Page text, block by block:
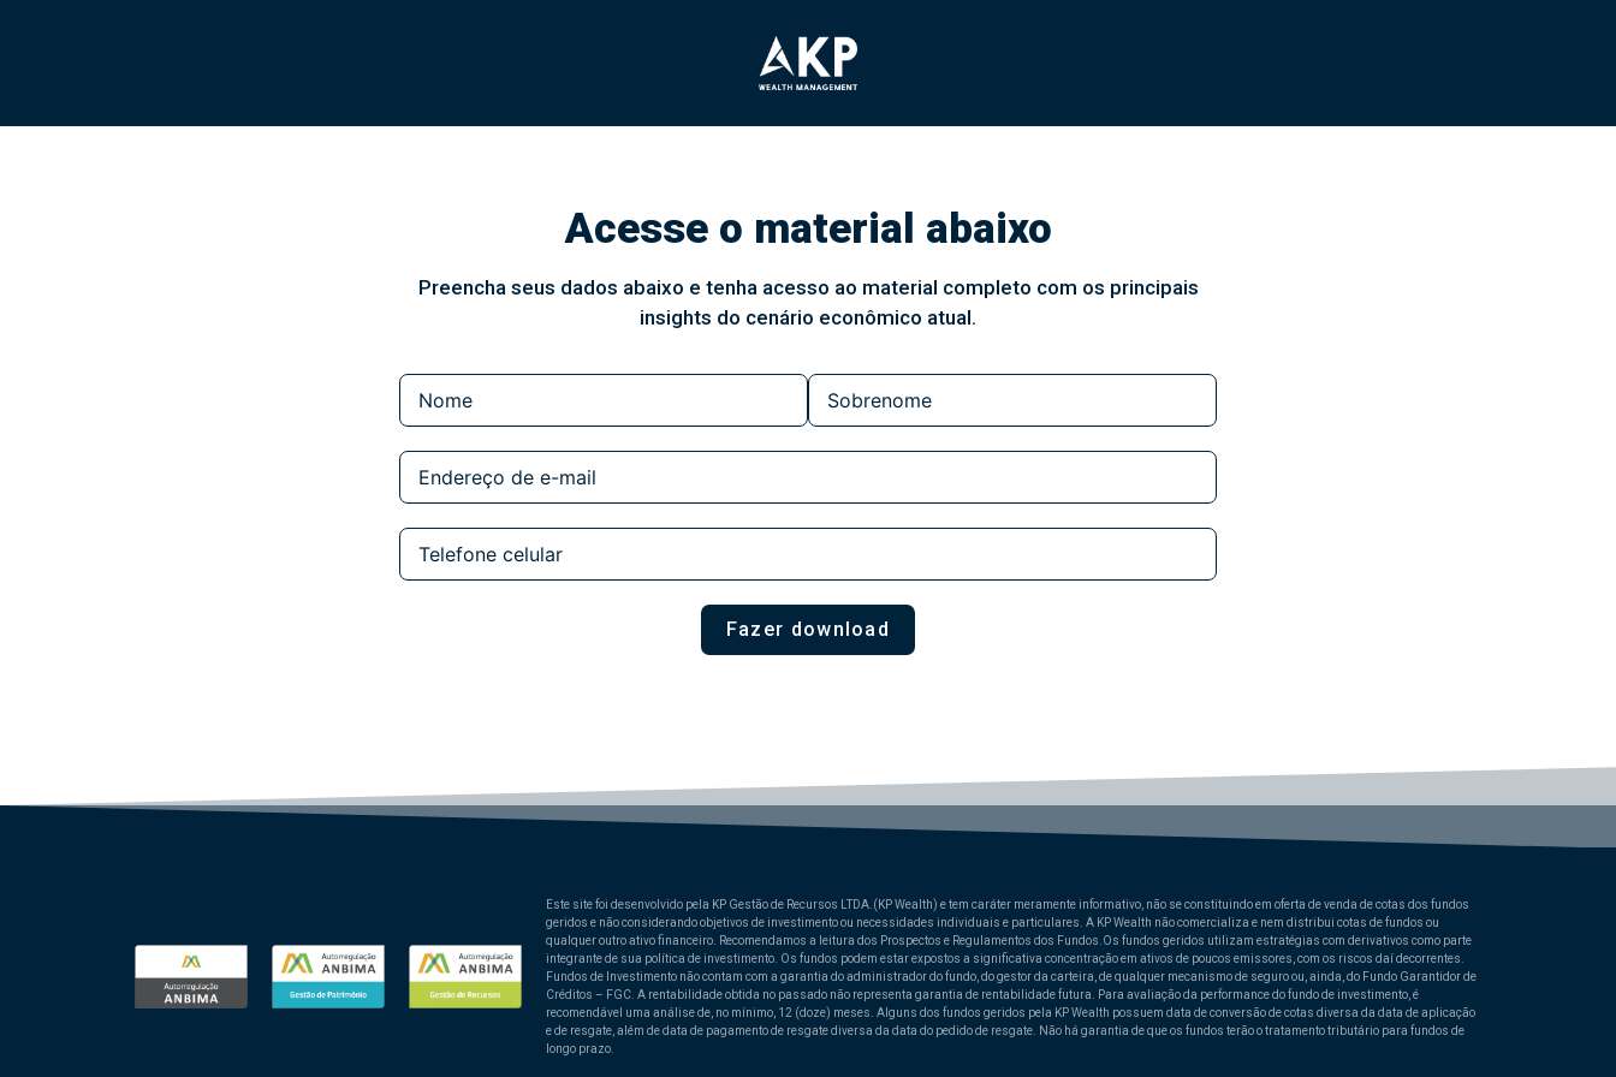
Acesse o material abaixo
Preencha seus dados abaixo e tenha acesso ao material completo com os principais
insights do cenário econômico atual.
Fazer download
Este site foi desenvolvido pela KP Gestão de Recursos LTDA.(KP Wealth) e tem caráter meramente informativo, não se constituindo em oferta de venda de cotas dos fundos
geridos e não considerando objetivos de investimento ou necessidades individuais e particulares. A KP Wealth não comercializa e nem distribui cotas de fundos ou
qualquer outro ativo financeiro. Recomendamos a leitura dos Prospectos e Regulamentos dos Fundos.Os fundos geridos utilizam estratégias com derivativos como parte
integrante de sua política de investimento. Os fundos podem estar expostos a significativa concentração em ativos de poucos emissores, com os riscos daí decorrentes.
Fundos de Investimento não contam com a garantia do administrador do fundo, do gestor da carteira, de qualquer mecanismo de seguro ou, ainda, do Fundo Garantidor de
Créditos – FGC. A rentabilidade obtida no passado não representa garantia de rentabilidade futura. Para avaliação da performance do fundo de investimento, é
recomendável uma análise de, no mínimo, 12 (doze) meses. Alguns dos fundos geridos pela KP Wealth possuem data de conversão de cotas diversa da data de aplicação
e de resgate, além de data de pagamento de resgate diversa da data do pedido de resgate. Não há garantia de que os fundos terão o tratamento tributário para fundos de
longo prazo.